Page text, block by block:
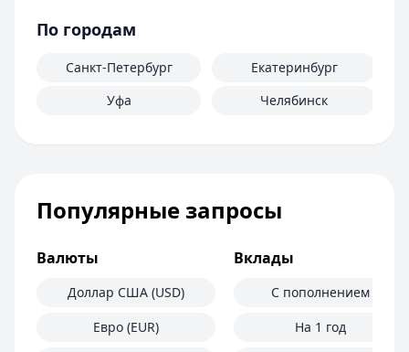
По городам
Санкт-Петербург
Уфа
Екатеринбург
Челябинск
Популярные запросы
Валюты
Доллар США (USD)
Евро (EUR)
Вклады
С пополнением
На 1 год